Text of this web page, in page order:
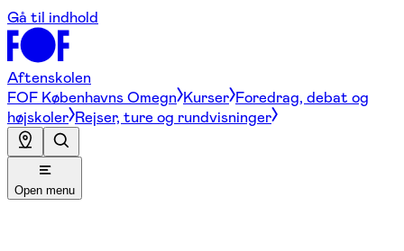
Gå til indhold
Aftenskolen
FOF Københavns Omegn Kurser Foredrag, debat og
højskoler Rejser, ture og rundvisninger
Open menu